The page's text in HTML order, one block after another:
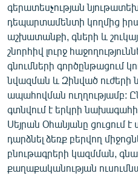
«Ազատության» բոլոր
գերատեսչության
դեպարտամենտի կողմից
աշխատանքի, գների և
շնորհիվ լուրջ
գնումների գործընթացում
նվազման և Զինված ուժերի
ապահովման ուղղությամբ:
գտնվում է երկրի նախագահի
Սեյրան Օհանյանը ցուցում է
դարձնել ձեռք բերվող
բնութագրերի կազմման,
քաղաքականության